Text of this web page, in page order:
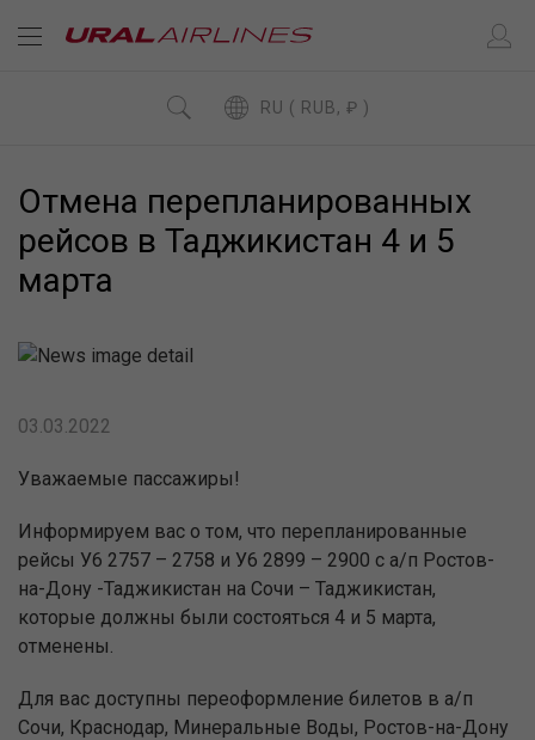
RU ( RUB, ₽ )
Отмена перепланированных
рейсов в Таджикистан 4 и 5
марта
03.03.2022
Уважаемые пассажиры!
Информируем вас о том, что перепланированные
рейсы У6 2757 – 2758 и У6 2899 – 2900 с а/п Ростов-
на-Дону -Таджикистан на Сочи – Таджикистан,
которые должны были состояться 4 и 5 марта,
отменены.
Для вас доступны переоформление билетов в а/п
Сочи, Краснодар, Минеральные Воды, Ростов-на-Дону